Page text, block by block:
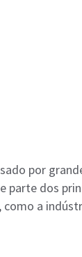
por
parte dos
a